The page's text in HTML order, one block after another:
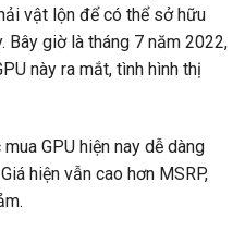
vật lộn để có thể sở hữu
Bây giờ là tháng 7 năm 2022,
này ra mắt, tình hình thị
GPU hiện nay dễ dàng
hiện vẫn cao hơn MSRP,